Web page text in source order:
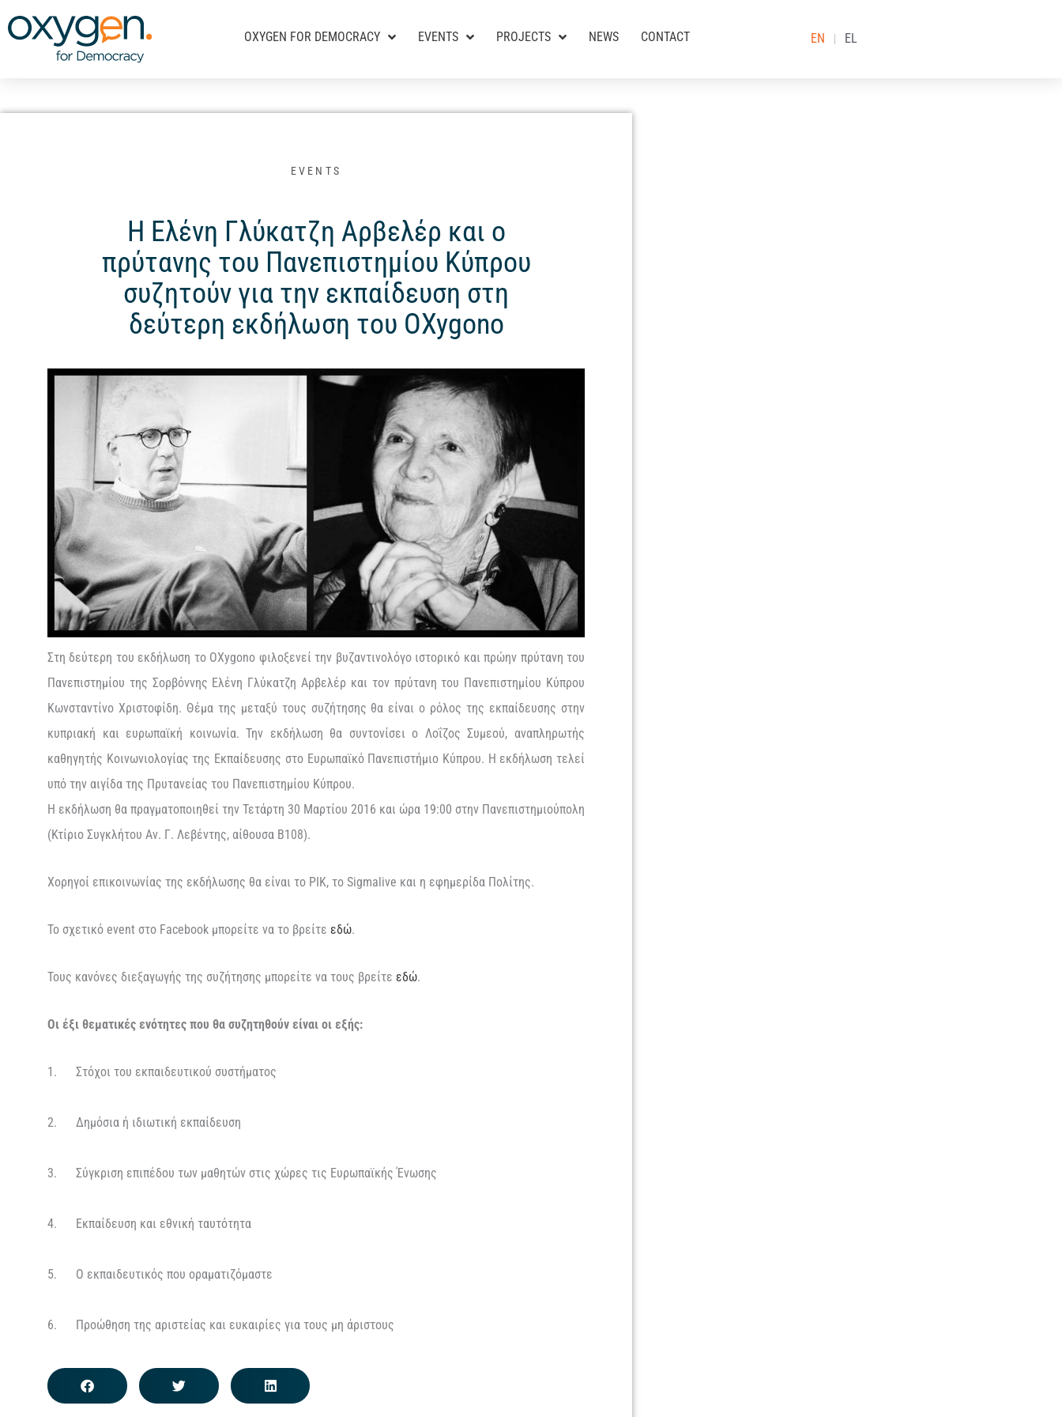
στο
περιεχόμενο
OXYGEN FOR DEMOCRACY EVENTS PROJECTS NEWS CONTACT EN EL
EVENTS
Η Ελένη Γλύκατζη Αρβελέρ και ο
πρύτανης του Πανεπιστημίου Κύπρου
συζητούν για την εκπαίδευση στη
δεύτερη εκδήλωση του OXygono
Στη δεύτερη του εκδήλωση το OXygono φιλοξενεί την βυζαντινολόγο ιστορικό και πρώην πρύτανη του
Πανεπιστημίου της Σορβόννης Ελένη Γλύκατζη Αρβελέρ και τον πρύτανη του Πανεπιστημίου Κύπρου
Κωνσταντίνο Χριστοφίδη. Θέμα της μεταξύ τους συζήτησης θα είναι ο ρόλος της εκπαίδευσης στην
κυπριακή και ευρωπαϊκή κοινωνία. Την εκδήλωση θα συντονίσει ο Λοΐζος Συμεού, αναπληρωτής
καθηγητής Κοινωνιολογίας της Εκπαίδευσης στο Ευρωπαϊκό Πανεπιστήμιο Κύπρου. Η εκδήλωση τελεί
υπό την αιγίδα της Πρυτανείας του Πανεπιστημίου Κύπρου.
Η εκδήλωση θα πραγματοποιηθεί την Τετάρτη 30 Μαρτίου 2016 και ώρα 19:00 στην Πανεπιστημιούπολη
(Κτίριο Συγκλήτου Αν. Γ. Λεβέντης, αίθουσα Β108).
Χορηγοί επικοινωνίας της εκδήλωσης θα είναι το ΡΙΚ, το Sigmalive και η εφημερίδα Πολίτης.
Το σχετικό event στο Facebook μπορείτε να το βρείτε εδώ.
Τους κανόνες διεξαγωγής της συζήτησης μπορείτε να τους βρείτε εδώ.
Οι έξι θεματικές ενότητες που θα συζητηθούν είναι οι εξής:
1. Στόχοι του εκπαιδευτικού συστήματος
2. Δημόσια ή ιδιωτική εκπαίδευση
3. Σύγκριση επιπέδου των μαθητών στις χώρες τις Ευρωπαϊκής Ένωσης
4. Εκπαίδευση και εθνική ταυτότητα
5. Ο εκπαιδευτικός που οραματιζόμαστε
6. Προώθηση της αριστείας και ευκαιρίες για τους μη άριστους